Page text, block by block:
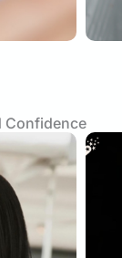
Confidence